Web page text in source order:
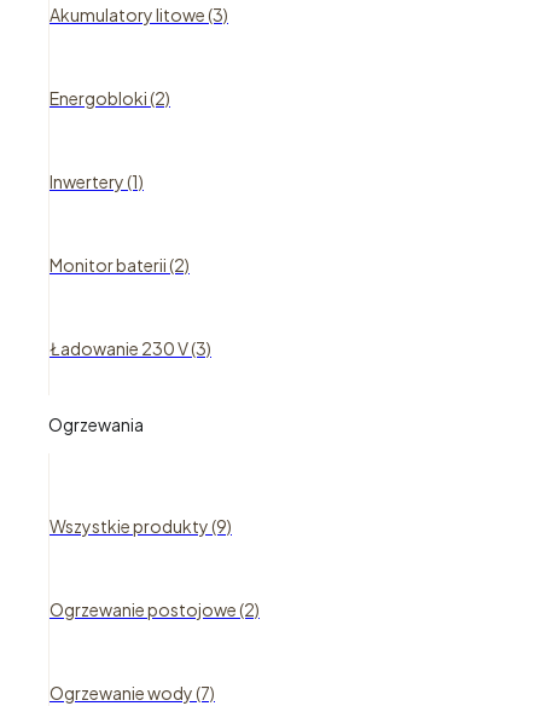
Akumulatory litowe (3)
Energobloki (2)
Inwertery (1)
Monitor baterii (2)
Ładowanie 230 V (3)
Ogrzewania
Wszystkie produkty (9)
Ogrzewanie postojowe (2)
Ogrzewanie wody (7)